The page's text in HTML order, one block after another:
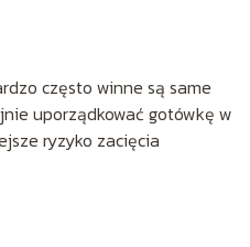
często winne są same
uporządkować gotówkę w
ryzyko zacięcia